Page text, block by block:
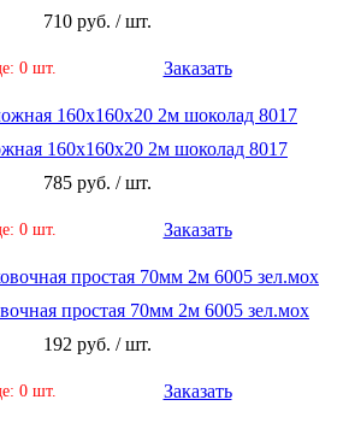
710 руб. / шт.
0 шт. Заказать
160х160х20 2м шоколад 8017
785 руб. / шт.
0 шт. Заказать
простая 70мм 2м 6005 зел.мох
192 руб. / шт.
0 шт. Заказать